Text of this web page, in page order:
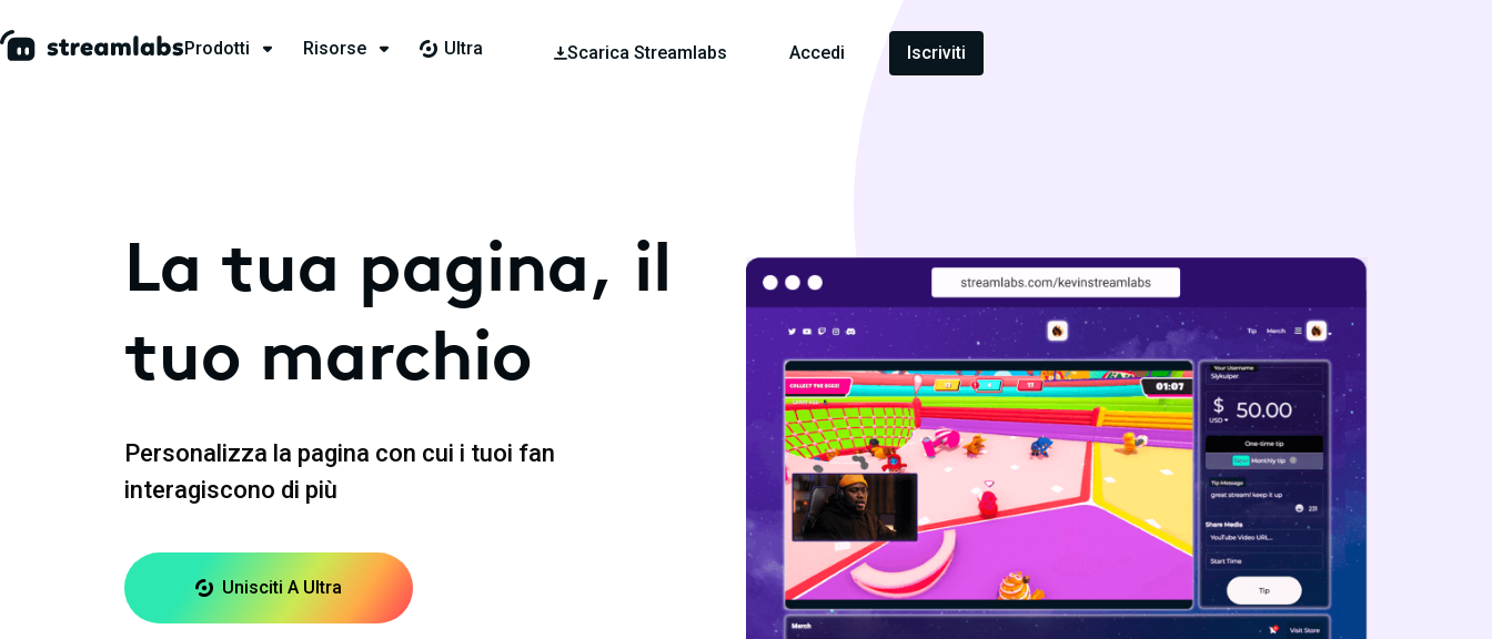
Prodotti Risorse Ultra Scarica Streamlabs Accedi Iscriviti
La tua pagina, il
tuo marchio
Personalizza la pagina con cui i tuoi fan
interagiscono di più
Unisciti A Ultra